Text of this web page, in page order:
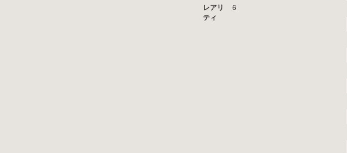
レアリ
ティ
6